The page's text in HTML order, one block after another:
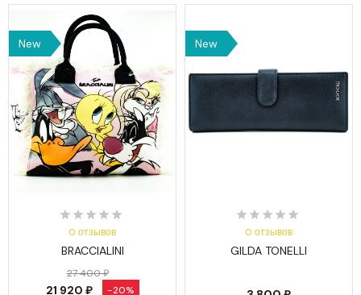
New
0 отзывов
BRACCIALINI
27 400 ₽
21 920 ₽ -20%
New
0 отзывов
GILDA TONELLI